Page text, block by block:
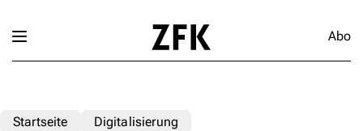
Abo
Startseite Digitalisierung